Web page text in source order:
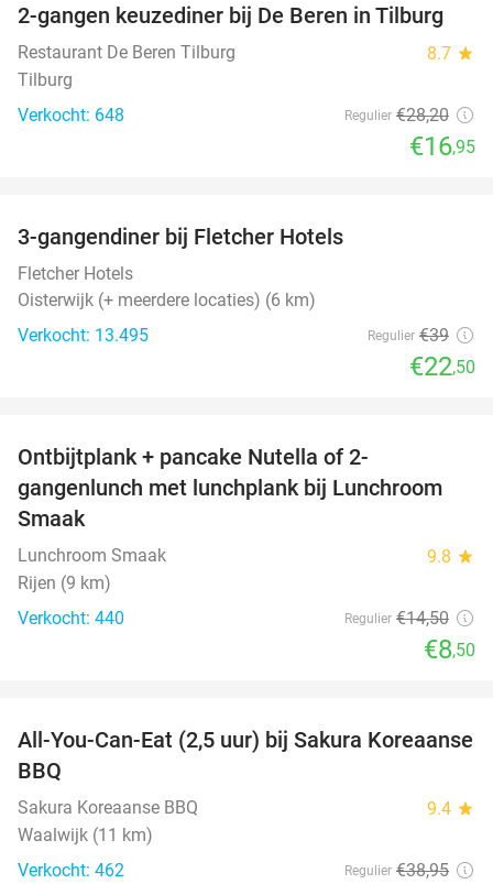
40%
2-gangen keuzediner bij De Beren in Tilburg
Restaurant De Beren Tilburg 8.7 star
Tilburg
Verkocht: 648
Regulier €28,20
€16,95
3-gangendiner bij Fletcher Hotels
Fletcher Hotels
Oisterwijk (+ meerdere locaties) (6 km)
Verkocht: 13.495
Regulier €39
€22,50
Ontbijtplank + pancake Nutella of 2-
gangenlunch met lunchplank bij Lunchroom
Smaak
Lunchroom Smaak 9.8 star
Rijen (9 km)
Verkocht: 440
Regulier €14,50
€8,50
19%
All-You-Can-Eat (2,5 uur) bij Sakura Koreaanse
BBQ
Sakura Koreaanse BBQ 9.4 star
Waalwijk (11 km)
Verkocht: 462
Regulier €38,95